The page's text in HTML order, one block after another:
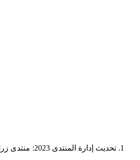
تحديث إدارة المنتدى 2023: منتدى زراعة نت مفتوح حاليا للقراءة فقط، ولا يقبل مشاركات جديدة. يمكنكم استخدام الشريط الظاهر أعلاه للبحث في كافة مواضيع المدوّنة والمنتدى.